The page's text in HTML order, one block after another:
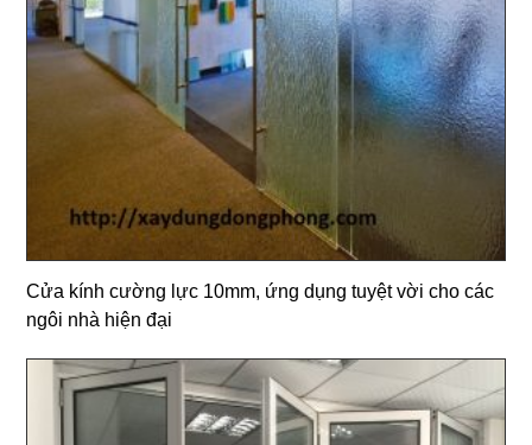
Cửa kính cường lực 10mm, ứng dụng tuyệt vời cho các
ngôi nhà hiện đại